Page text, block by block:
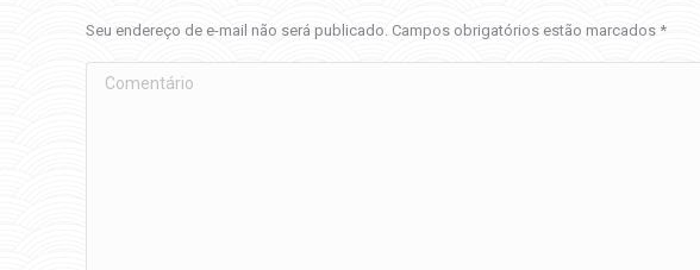
Seu endereço de e-mail não será publicado. Campos obrigatórios estão marcados *
Comentário